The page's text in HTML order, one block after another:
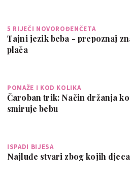
5 RIJEČI NOVOROĐENČETA
Tajni jezik beba - prepoznaj
plača
POMAŽE I KOD KOLIKA
Čaroban trik: Način držanja
smiruje bebu
ISPADI BIJESA
Najluđe stvari zbog kojih